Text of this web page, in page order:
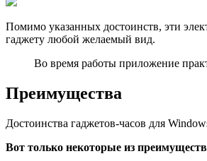
Помимо указанных достоинств, эти
гаджету любой желаемый вид.
Во время работы приложение
Преимущества
Достоинства гаджетов-часов для
Вот только некоторые из